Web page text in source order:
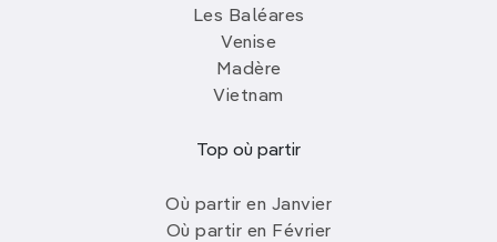
Les Baléares
Venise
Madère
Vietnam
Top où partir
Où partir en Janvier
Où partir en Février